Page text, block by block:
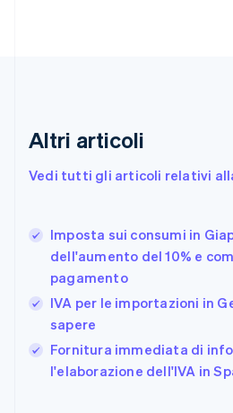
Altri articoli
Vedi tutti gli articoli relativi
Imposta sui consumi in
dell'aumento del 10% e
pagamento
IVA per le importazioni in
sapere
Fornitura immediata di
l'elaborazione dell'IVA in
Emirati Arabi Uniti
English
Estonia
EnglishSvenska
Francia
Germania
Deutsch English
Giappone
Gibilterra
English